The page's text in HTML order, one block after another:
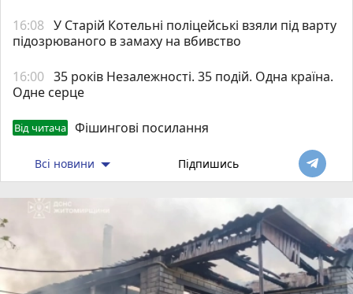
16:08 У Старій Котельні поліцейські взяли під варту
підозрюваного в замаху на вбивство
16:00 35 років Незалежності. 35 подій. Одна країна.
Одне серце
Від читача Фішингові посилання
Всі новини Підпишись